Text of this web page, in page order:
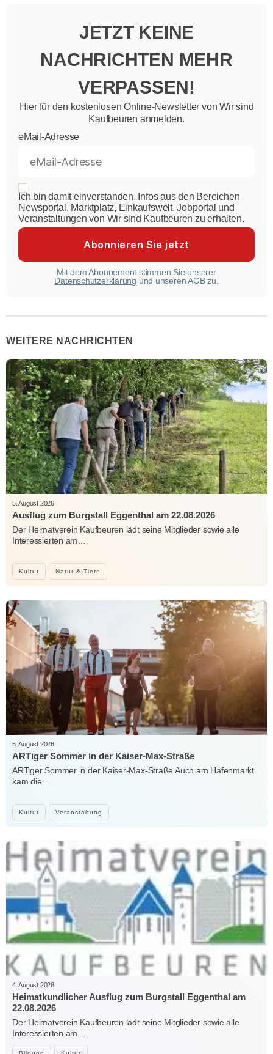
JETZT KEINE
NACHRICHTEN MEHR
VERPASSEN!
Hier für den kostenlosen Online-Newsletter von Wir sind
Kaufbeuren anmelden.
eMail-Adresse
Ich bin damit einverstanden, Infos aus den Bereichen
Newsportal, Marktplatz, Einkaufswelt, Jobportal und
Veranstaltungen von Wir sind Kaufbeuren zu erhalten.
Mit dem Abonnement stimmen Sie unserer
Datenschutzerklärung und unseren AGB zu.
WEITERE NACHRICHTEN
Kultur Natur & Tiere
5. August 2026
Ausflug zum Burgstall Eggenthal am 22.08.2026
Der Heimatverein Kaufbeuren lädt seine Mitglieder sowie alle
Interessierten am…
Kultur Veranstaltung
5. August 2026
ARTiger Sommer in der Kaiser-Max-Straße
ARTiger Sommer in der Kaiser-Max-Straße Auch am Hafenmarkt
kam die…
4. August 2026
Heimatkundlicher Ausflug zum Burgstall Eggenthal am
22.08.2026
Der Heimatverein Kaufbeuren lädt seine Mitglieder sowie alle
Interessierten am…